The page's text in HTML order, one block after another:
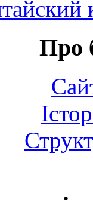
Про